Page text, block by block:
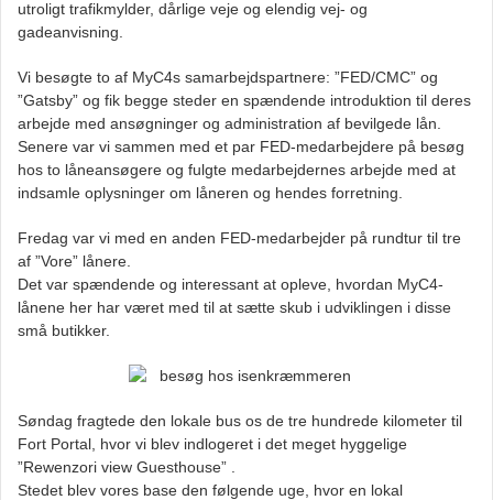
utroligt trafikmylder, dårlige veje og elendig vej- og
gadeanvisning.
Vi besøgte to af MyC4s samarbejdspartnere: ”FED/CMC” og
”Gatsby” og fik begge steder en spændende introduktion til deres
arbejde med ansøgninger og administration af bevilgede lån.
Senere var vi sammen med et par FED-medarbejdere på besøg
hos to låneansøgere og fulgte medarbejdernes arbejde med at
indsamle oplysninger om låneren og hendes forretning.
Fredag var vi med en anden FED-medarbejder på rundtur til tre
af ”Vore” lånere.
Det var spændende og interessant at opleve, hvordan MyC4-
lånene her har været med til at sætte skub i udviklingen i disse
små butikker.
Søndag fragtede den lokale bus os de tre hundrede kilometer til
Fort Portal, hvor vi blev indlogeret i det meget hyggelige
”Rewenzori view Guesthouse” .
Stedet blev vores base den følgende uge, hvor en lokal